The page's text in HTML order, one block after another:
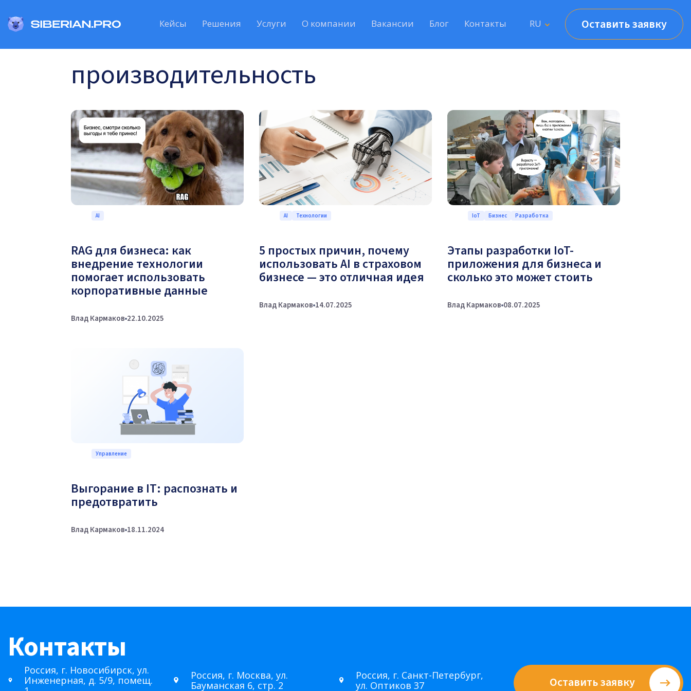
Кейсы Решения Услуги О компании Вакансии Блог Контакты RU Оставить заявку
производительность
AI
RAG для бизнеса: как
внедрение технологии
помогает использовать
корпоративные данные
Влад Кармаков 22.10.2025
AI Технологии
5 простых причин, почему
использовать AI в страховом
бизнесе — это отличная идея
Влад Кармаков 14.07.2025
IoT Бизнес Разработка
Этапы разработки IoT-
приложения для бизнеса и
сколько это может стоить
Влад Кармаков 08.07.2025
Управление
Выгорание в IT: распознать и
предотвратить
Влад Кармаков 18.11.2024
Контакты
Россия, г. Новосибирск, ул.
Инженерная, д. 5/9, помещ.
Россия, г. Москва, ул.
Бауманская 6, стр. 2
Россия, г. Санкт-Петербург,
ул. Оптиков 37
Оставить заявку